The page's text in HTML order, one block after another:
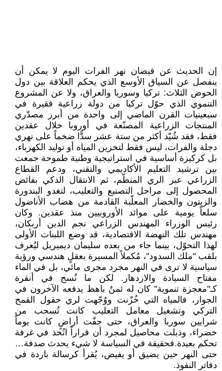
إن الحديث عن فيضان نهر الفرات اليوم لا يمكن أن
ينفصل عن السياق الأوسع الذي يحكم العلاقة بين دول
الحوض الثلاث: تركيا وسوريا والعراق، ولا عن المشروع
التنموي الذي حوّل تركيا من دولة زراعية فقيرة في
سبعينيات القرن الماضي إلى واحدة من أبرز مصدّري
المنتجات الزراعية المصنّعة في أوروبا خلال عقدين
فقط، فقد شُيّد أكثر من ستة عشر سدًّا ضخماً على نهري
دجلة والفرات، ليس فقط لتخزين المياه أو توليد الكهرباء،
بل كركيزة أساسية في استراتيجية وطنية طموحة جمعت
بين ترشيد التعليم الأكاديمي والتقني، ودعم القطاع
الزراعي عبر الري المنظّم، ثم الانتقال الذكي بفائض
المحصول إلى مراحل التصنيع والتعليب، لتغدو البندورة
والزيتون والخضار المعلّبة القادمة من هضاب الأناضول
سلعاً يومية على موائد الأوروبيين منذ عقدين. وكان
رئيس الوزراء المهندس الزراعي نجم الدين أربكان،
مهندس تلك النهضة الاقتصادية، قد وضع اللبنات الأولى
لهذا التحوّل، بينما جاء من بعده سليمان ديميريل ليُعرف
بلقب "ملك السدود"، مُكملاً المسيرة بعقلٍ هندسي ورؤية
سياسية لا ترى في النهر مجرد مجرى مائي، بل في الماء
مفتاح السيادة والازدهار. لكن ما نُسج في أنقرة
كـ"معجزة تنموية" كان له ثمنٌ باهظ يدفعه الآخرون في
الجوار، فالمياه التي خُزّنت ووُجّهت لري حقول القمح
التركي وتشغيل معامل التعليب كانت تُسحب من
شرايين سوريا والعراق، حتى جفّت أراضٍ كانت يوماً
خضراء، وذبلت محاصيل لمجرد أن قراراً اتُخذ في غرفة
تحكم بعيدة.فحقيقة في السياسة لا شيء يحدث صدفة…
حتى النهر حين يضيق أو يفيض، يُقرأ كرسالة باردة في
دفاتر النفوذ.